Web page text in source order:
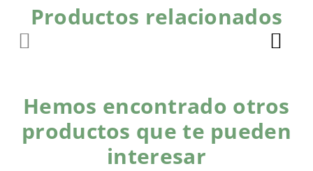
Productos relacionados
Hemos encontrado otros
productos que te pueden
interesar